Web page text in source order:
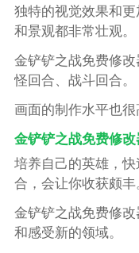
独特的视觉效果和
和景观都非常壮观。
金铲铲之战免费修
怪回合、战斗回合。
画面的制作水平也很
金铲铲之战免费修
培养自己的英雄，
合，会让你收获颇丰
金铲铲之战免费修
和感受新的领域。